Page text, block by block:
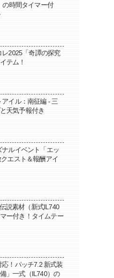
の時間タイマー付
レ2025「奇譚の探究
テム！
アイル：南征編 - 三
天気予報付き
ナルイベント「エッ
エスト＆報酬アイ
説素材（新式IL740
ー付き！タイムテー
応！パッチ7.2 新式装
」一式（IL740）の